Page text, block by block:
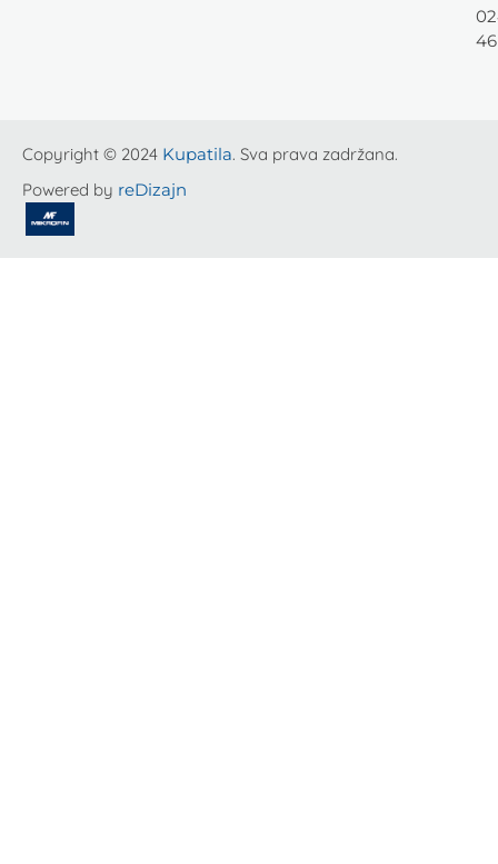
46
Copyright © 2024 Kupatila. Sva prava zadržana.
Powered by reDizajn